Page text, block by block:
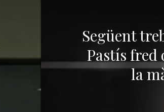
Següent
Pastís fred
la